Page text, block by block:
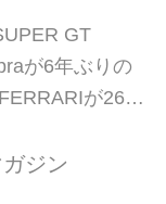
GT
が6年ぶりの
が26台
SUPER
RACE
ジン